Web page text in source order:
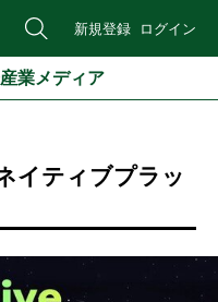
新規登録 ログイン
業メディア
イティブプラッ